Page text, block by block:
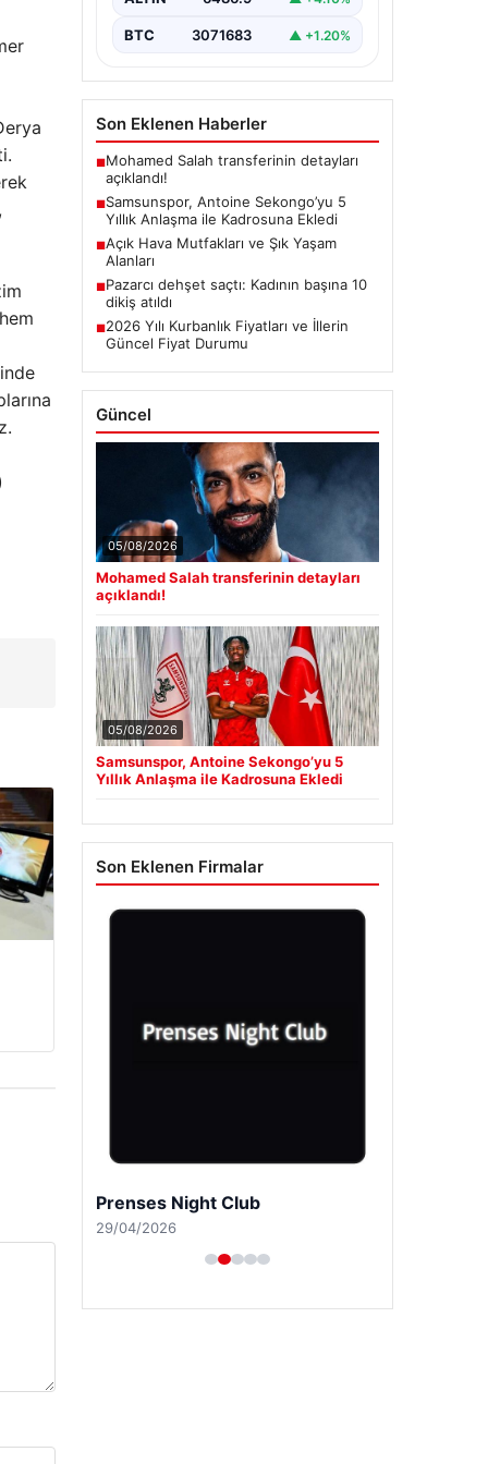
kulüplerinden USL Dunkerque
BTC 3071683 ▲ +1.20%
Son Eklenen Haberler
■Mohamed Salah transferinin detayları
açıklandı!
■Samsunspor, Antoine Sekongo’yu 5
Yıllık Anlaşma ile Kadrosuna Ekledi
■Açık Hava Mutfakları ve Şık Yaşam
Alanları
■Pazarcı dehşet saçtı: Kadının başına 10
dikiş atıldı
■2026 Yılı Kurbanlık Fiyatları ve İllerin
Güncel Fiyat Durumu
Güncel
05/08/2026
Mohamed Salah transferinin detayları
açıklandı!
05/08/2026
Samsunspor, Antoine Sekongo’yu 5
Yıllık Anlaşma ile Kadrosuna Ekledi
Son Eklenen Firmalar
Prenses Night Club
29/04/2026